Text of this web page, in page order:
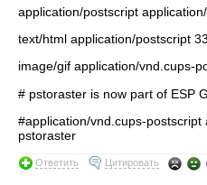
application/postscript
text/html application/postscript
image/gif application/vnd.cups-
# pstoraster is now part of ESP
#application/vnd.cups-
pstoraster
Ответить Цитировать